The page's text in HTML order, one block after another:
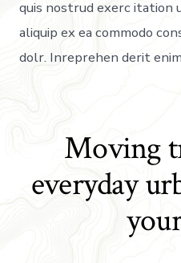
quis nostrud exerc itation
aliquip ex ea commodo
dolr. Inreprehen derit
Moving
everyday